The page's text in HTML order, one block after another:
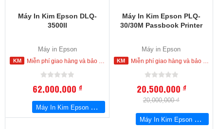
Máy In Kim Epson DLQ-
3500II
Máy in Epson
Miễn phí giao hàng và bảo hành tận nơi trong nội thành Hồ Chí Minh
62,000,000đ
Máy In Kim Epson DLQ-3500II
Máy In Kim Epson PLQ-
30/30M Passbook Printer
Máy in Epson
Miễn phí giao hàng và bảo hành tận nơi trong nội thành Hồ Chí Minh
20,500,000đ
20,000,000 ₫
Máy In Kim Epson PLQ-30/30M Passbook Printer